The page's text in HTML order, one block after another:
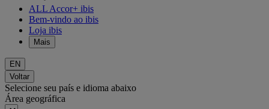
ALL Accor+ ibis
Bem-vindo ao ibis
Loja ibis
Mais
EN
Voltar
Selecione seu país e idioma abaixo
Área geográfica